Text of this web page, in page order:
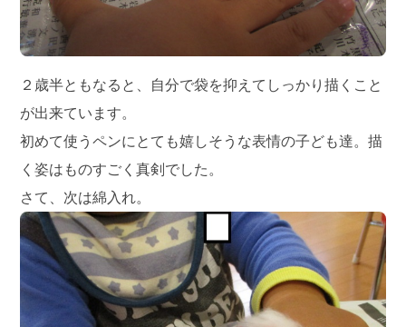
２歳半ともなると、自分で袋を抑えてしっかり描くこと
が出来ています。
初めて使うペンにとても嬉しそうな表情の子ども達。描
く姿はものすごく真剣でした。
さて、次は綿入れ。